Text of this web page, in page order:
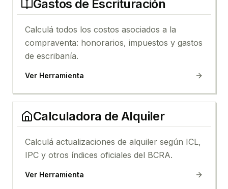
Gastos de Escrituración
Calculá todos los costos asociados a la
compraventa: honorarios, impuestos y gastos
de escribanía.
Ver Herramienta
Calculadora de Alquiler
Calculá actualizaciones de alquiler según ICL,
IPC y otros índices oficiales del BCRA.
Ver Herramienta